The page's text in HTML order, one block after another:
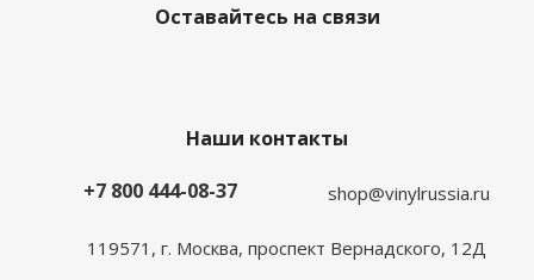
Оставайтесь на связи
Наши контакты
+7 800 444-08-37
shop@vinylrussia.ru
119571, г. Москва, проспект Вернадского, 12Д